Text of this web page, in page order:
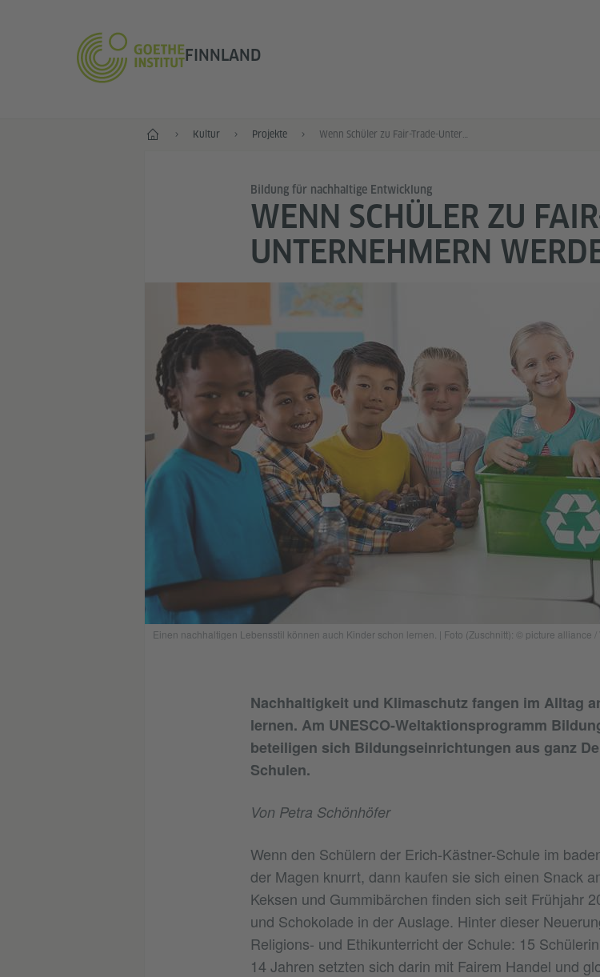
FINNLAND
Start Kultur Projekte Wenn Schüler zu Fair-Trade-Unternehmern werden
Bildung für nachhaltige Entwicklung
WENN SCHÜLER ZU
UNTERNEHMERN
Einen nachhaltigen Lebensstil können auch Kinder schon lernen. | Foto (Zuschnitt): © picture alliance /
Nachhaltigkeit und Klimaschutz fangen im Alltag
lernen. Am UNESCO-Weltaktionsprogramm
beteiligen sich Bildungseinrichtungen aus ganz
Schulen.
Von Petra Schönhöfer
Wenn den Schülern der Erich-Kästner-Schule im
der Magen knurrt, dann kaufen sie sich einen Snack
Keksen und Gummibärchen finden sich seit Frühjahr
und Schokolade in der Auslage. Hinter dieser
Religions- und Ethikunterricht der Schule: 15
14 Jahren setzten sich darin mit Fairem Handel und